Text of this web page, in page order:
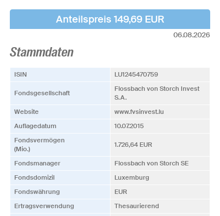
Anteilspreis 149,69 EUR
06.08.2026
Stammdaten
ISIN LU1245470759
Fonds­­gesellschaft
Flossbach von Storch Invest
S.A.
Website
www.fvsinvest.lu
Auflagedatum
10.07.2015
Fonds­vermögen
(Mio.)
1.726,64 EUR
Fonds­manager
Flossbach von Storch SE
Fonds­domizil
Luxemburg
Fonds­währung
EUR
Ertrags­verwendung
Thesaurierend